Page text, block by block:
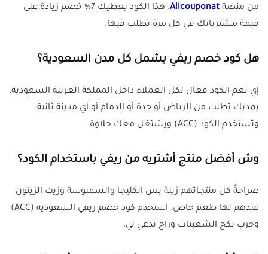
من منصة Allcouponat
. هذا الكود يعطيك 7% خصم زيادة على
قيمة مشترياتك في كل مرة تطلب فيها.
هل كود خصم ريفي يشمل كل مدن السعودية؟
إي نعم الكود فعال لكل العملاء داخل المملكة العربية السعودية.
يمديك تطلب من الرياض أو جدة أو الدمام أو أي مدينة ثانية
وتستخدم الكود (ACC) ويشتغل معك حلاوة.
وش أفضل منتج أشتريه من ريفي باستخدام الكود؟
صراحةً كل منتجاتهم زينة بس الكليجا والسمبوسة وزيت الزيتون
عندهم لها طعم خاص. استخدم كود خصم ريفي السعودية (ACC)
وجرب بكج الشعبيات وراح تدعي لي.